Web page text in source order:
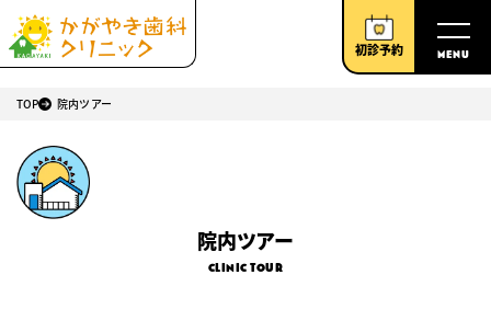
初診予約 MENU
TOP 院内ツアー
院内ツアー
Clinic tour